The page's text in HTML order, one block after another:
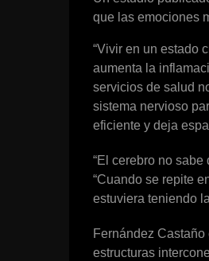
que las emociones
“Vivir en un estado
aumenta la
servicios de salud
sistema nervioso
eficiente y deja
“El cerebro no
“Cuando se repite
estuviera teniendo
Fernández
estructuras